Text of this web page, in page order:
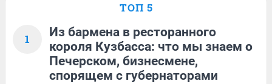
ТОП 5
1
Из бармена в ресторанного
короля Кузбасса: что мы знаем о
Печерском, бизнесмене,
спорящем с губернаторами